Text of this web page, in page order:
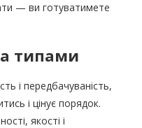
— ви готуватимете
типами
і передбачуваність,
і цінує порядок.
якості і